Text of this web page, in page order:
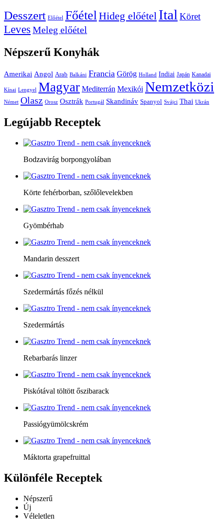
Desszert Előétel FőételHideg előétel Ital Köret
Leves Meleg előétel
Népszerű Konyhák
Amerikai Angol Arab Balkáni Francia Görög Holland Indiai Japán Kanadai
Kínai Lengyel Magyar Mediterrán Mexikói Nemzetközi
Német Olasz Orosz Osztrák Portugál Skandináv Spanyol Svájci Thai Ukrán
Legújabb Receptek
Bodzavirág borpongyolában
Körte fehérborban, szőlőlevelekben
Gyömbérhab
Mandarin desszert
Szedermártás főzés nélkül
Szedermártás
Rebarbarás linzer
Piskótával töltött őszibarack
Passiógyümölcskrém
Máktorta grapefruittal
Különféle Receptek
Népszerű
Új
Véleletlen